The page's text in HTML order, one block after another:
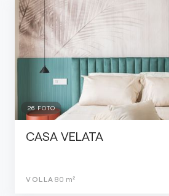
26 FOTO
CASA VELATA
VOLLA 80 m²